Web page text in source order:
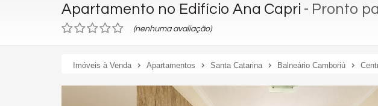
Apartamento no Edifício Ana Capri - Pronto
(nenhuma avaliação)
Imóveis à Venda Apartamentos Santa Catarina Balneário Camboriú